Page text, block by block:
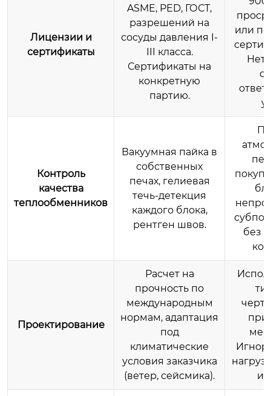
Лицензии и
сертификаты
ASME, PED, ГОСТ,
разрешений на
сосуды давления I-
III класса.
Сертификаты на
конкретную
партию.
или
Нет
Контроль
качества
теплообменников
Вакуумная пайка в
собственных
печах, гелиевая
течь-детекция
каждого блока,
рентген швов.
без
Проектирование
Расчет на
прочность по
международным
нормам, адаптация
под
климатические
условия заказчика
(ветер, сейсмика).
и